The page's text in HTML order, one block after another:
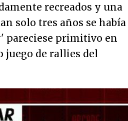
recreados y una
solo tres años se había
pareciese primitivo en
juego de rallies del